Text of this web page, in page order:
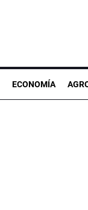
ECONOMÍA